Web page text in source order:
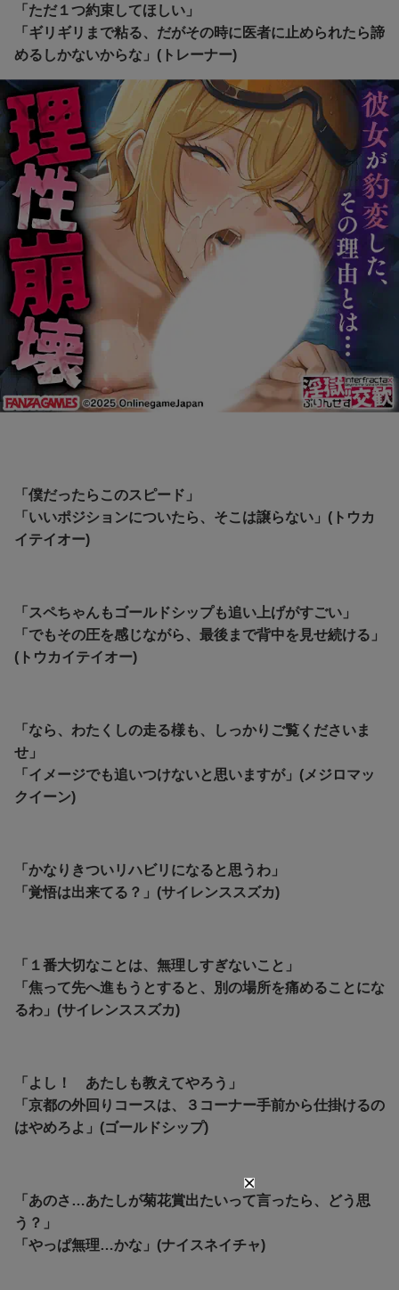
「ただ１つ約束してほしい」
「ギリギリまで粘る、だがその時に医者に止められたら諦
めるしかないからな」(トレーナー)
「僕だったらこのスピード」
「いいポジションについたら、そこは譲らない」(トウカ
イテイオー)
「スペちゃんもゴールドシップも追い上げがすごい」
「でもその圧を感じながら、最後まで背中を見せ続ける」
(トウカイテイオー)
「なら、わたくしの走る様も、しっかりご覧くださいま
せ」
「イメージでも追いつけないと思いますが」(メジロマッ
クイーン)
「かなりきついリハビリになると思うわ」
「覚悟は出来てる？」(サイレンススズカ)
「１番大切なことは、無理しすぎないこと」
「焦って先へ進もうとすると、別の場所を痛めることにな
るわ」(サイレンススズカ)
「よし！ あたしも教えてやろう」
「京都の外回りコースは、３コーナー手前から仕掛けるの
はやめろよ」(ゴールドシップ)
「あのさ…あたしが菊花賞出たいって言ったら、どう思
う？」
「やっぱ無理…かな」(ナイスネイチャ)